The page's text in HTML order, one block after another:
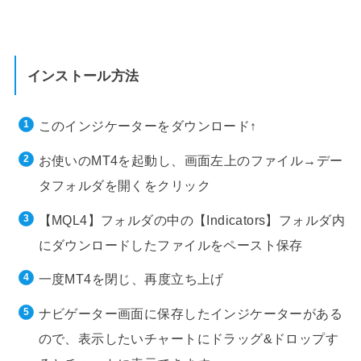
インストール方法
このインジケーターをダウンロード↑
お使いのMT4を起動し、画面左上のファイル→デー
タフォルダを開くをクリック
【MQL4】フォルダの中の【Indicators】フォルダ内
にダウンロードしたファイルをペースト保存
一度MT4を閉じ、再度立ち上げ
ナビゲーター画面に保存したインジケーターがある
ので、表示したいチャートにドラッグ&ドロップす